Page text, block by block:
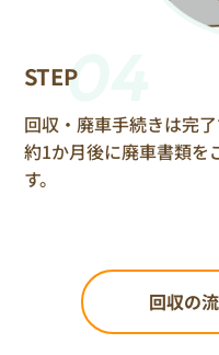
STEP04
回収・廃車手続きは完了
約1か月後に廃車書類を
す。
回収の